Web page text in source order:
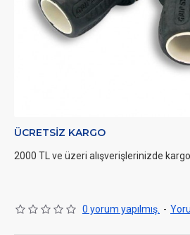
ÜCRETSIZ KARGO
2000 TL ve üzeri alışverişlerinizde
0 yorum yapılmış. -